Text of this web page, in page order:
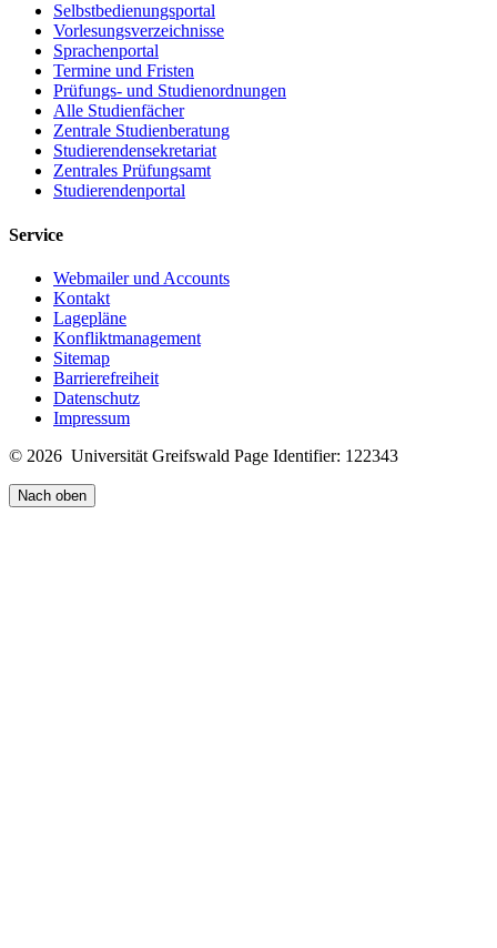
Selbstbedienungsportal
Vorlesungsverzeichnisse
Sprachenportal
Termine und Fristen
Prüfungs- und Studienordnungen
Alle Studienfächer
Zentrale Studienberatung
Studierendensekretariat
Zentrales Prüfungsamt
Studierendenportal
Service
Webmailer und Accounts
Kontakt
Lagepläne
Konfliktmanagement
Sitemap
Barrierefreiheit
Datenschutz
Impressum
© 2026 Universität Greifswald Page Identifier: 122343
Nach oben